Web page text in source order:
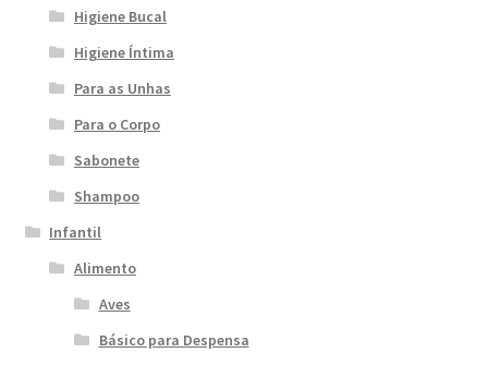
Higiene Bucal
Higiene Íntima
Para as Unhas
Para o Corpo
Sabonete
Shampoo
Infantil
Alimento
Aves
Básico para Despensa